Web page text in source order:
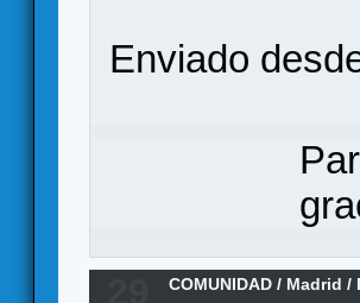
Enviado
COMUNIDAD / Madrid /